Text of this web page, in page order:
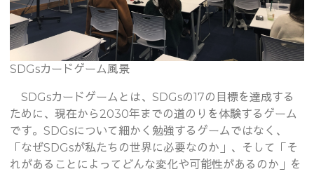
SDGsカードゲーム風景
SDGsカードゲームとは、SDGsの17の目標を達成する
ために、現在から2030年までの道のりを体験するゲーム
です。SDGsについて細かく勉強するゲームではなく、
「なぜSDGsが私たちの世界に必要なのか」、そして「そ
れがあることによってどんな変化や可能性があるのか」を